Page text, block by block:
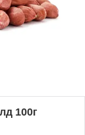
100г